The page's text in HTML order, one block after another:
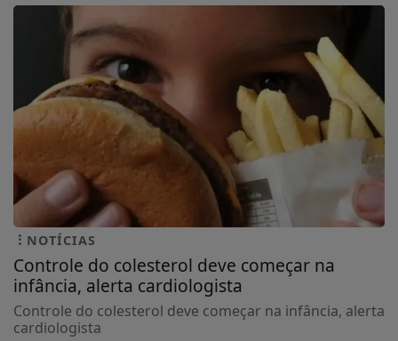
NOTÍCIAS
Controle do colesterol deve começar na
infância, alerta cardiologista
Controle do colesterol deve começar na infância, alerta
cardiologista